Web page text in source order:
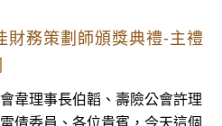
財務策劃師頒獎典禮-主禮
韋理事長伯韜、壽險公會許理
倩委員、各位貴賓，今天這個